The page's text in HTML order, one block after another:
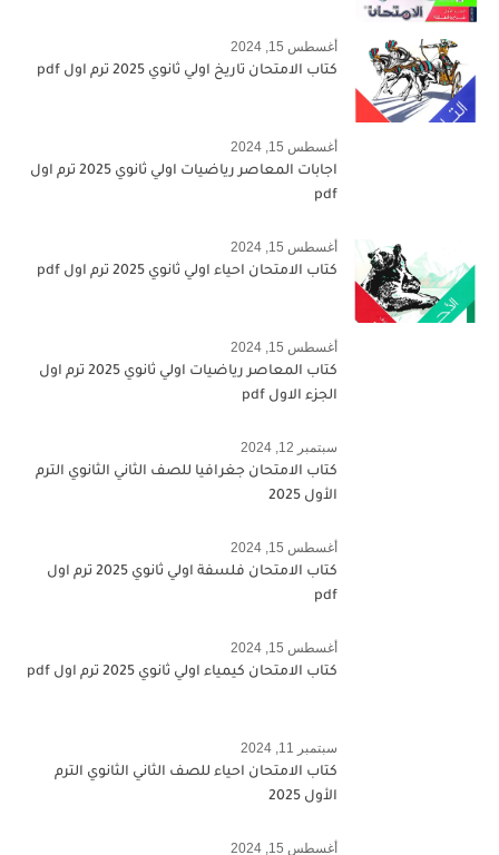
أغسطس 15, 2024
كتاب الامتحان تاريخ اولي ثانوي 2025 ترم اول pdf
أغسطس 15, 2024
اجابات المعاصر رياضيات اولي ثانوي 2025 ترم اول
pdf
أغسطس 15, 2024
كتاب الامتحان احياء اولي ثانوي 2025 ترم اول pdf
أغسطس 15, 2024
كتاب المعاصر رياضيات اولي ثانوي 2025 ترم اول
الجزء الاول pdf
سبتمبر 12, 2024
كتاب الامتحان جغرافيا للصف الثاني الثانوي الترم
الأول 2025
أغسطس 15, 2024
كتاب الامتحان فلسفة اولي ثانوي 2025 ترم اول
pdf
أغسطس 15, 2024
كتاب الامتحان كيمياء اولي ثانوي 2025 ترم اول pdf
سبتمبر 11, 2024
كتاب الامتحان احياء للصف الثاني الثانوي الترم
الأول 2025
أغسطس 15, 2024